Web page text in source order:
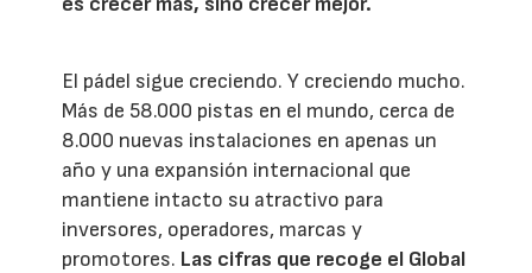
El pádel sigue creciendo. Y creciendo mucho.
Más de 58.000 pistas en el mundo, cerca de
8.000 nuevas instalaciones en apenas un
año y una expansión internacional que
mantiene intacto su atractivo para
inversores, operadores, marcas y
promotores. Las cifras que recoge el Global